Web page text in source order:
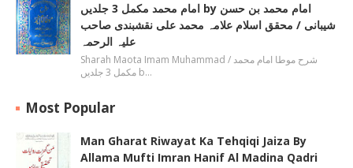
امام محمد مکمل 3 جلدیں by امام محمد بن حسن
شیبانی / محقق اسلام علامہ محمد علی نقشبندی صاحب
علیہ الرحمہ
Sharah Maota Imam Muhammad / شرح موطا امام محمد
مکمل 3 جلدیں b…
Most Popular
Man Gharat Riwayat Ka Tehqiqi Jaiza By
Allama Mufti Imran Hanif Al Madina Qadri